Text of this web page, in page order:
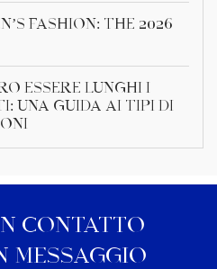
Fashion: The 2026
essere lunghi i
una guida ai tipi di
CONTATTO
MESSAGGIO